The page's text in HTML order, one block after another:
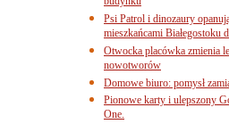
Psi Patrol i dinozaury
mieszkańcami Białegostoku
Otwocka placówka zmienia
nowotworów
Domowe biuro: pomysł
Pionowe karty i ulepszony
One.